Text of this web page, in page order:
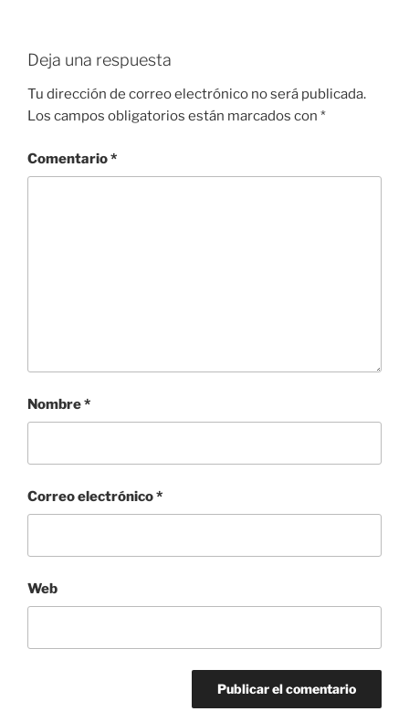
Deja una respuesta
Tu dirección de correo electrónico no será publicada.
Los campos obligatorios están marcados con *
Comentario*
Nombre*
Correo electrónico*
Web